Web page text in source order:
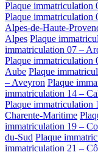
Plaque immatriculation
Plaque immatriculation
Alpes-de-Haute-
Alpes Plaque
immatriculation 07 –
Plaque immatriculation
Aube Plaque
– Aveyron Plaque
immatriculation 14 –
Plaque immatriculation
Charente-Maritime
immatriculation 19 –
du-Sud Plaque
immatriculation 21 –